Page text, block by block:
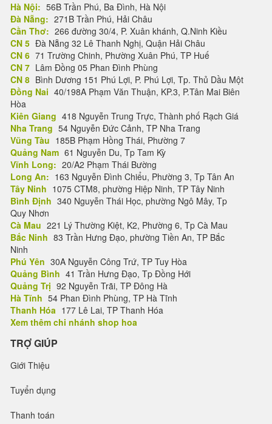
Hà Nội: 56B Trần Phú, Ba Đình, Hà Nội
Đà Nẵng: 271B Trần Phú, Hải Châu
Cần Thơ: 266 đường 30/4, P. Xuân khánh, Q.Ninh Kiều
CN 5 Đà Nẵng 32 Lê Thanh Nghị, Quận Hải Châu
CN 6 71 Trường Chinh, Phường Xuân Phú, TP Huế
CN 7 Lâm Đồng 05 Phan Đình Phùng
CN 8 Bình Dương 151 Phú Lợi, P. Phú Lợi, Tp. Thủ Dầu Một
Đồng Nai 40/198A Phạm Văn Thuận, KP.3, P.Tân Mai Biên
Hòa
Kiên Giang 418 Nguyễn Trung Trực, Thành phố Rạch Giá
Nha Trang 54 Nguyễn Đức Cảnh, TP Nha Trang
Vũng Tàu 185B Phạm Hồng Thái, Phường 7
Quảng Nam 61 Nguyễn Du, Tp Tam Kỳ
Vĩnh Long: 20/A2 Phạm Thái Bường
Long An: 163 Nguyễn Đình Chiểu, Phường 3, Tp Tân An
Tây Ninh 1075 CTM8, phường Hiệp Ninh, TP Tây Ninh
Bình Định 340 Nguyễn Thái Học, phường Ngô Mây, Tp
Quy Nhơn
Cà Mau 221 Lý Thường Kiệt, K2, Phường 6, Tp Cà Mau
Bắc Ninh 83 Trần Hưng Đạo, phường Tiền An, TP Bắc
Ninh
Phú Yên 30A Nguyễn Công Trứ, TP Tuy Hòa
Quảng Bình 41 Trần Hưng Đạo, Tp Đồng Hới
Quảng Trị 92 Nguyễn Trãi, TP Đông Hà
Hà Tĩnh 54 Phan Đình Phùng, TP Hà Tĩnh
Thanh Hóa 177 Lê Lai, TP Thanh Hóa
Xem thêm chi nhánh shop hoa
TRỢ GIÚP
Giới Thiệu
Tuyển dụng
Thanh toán